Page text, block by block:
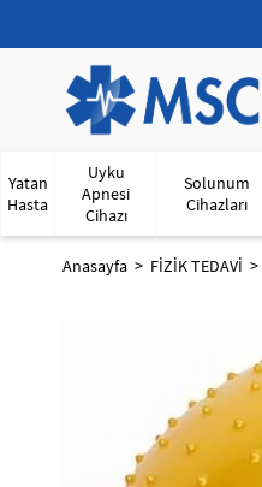
Yatan
Hasta
Uyku
Apnesi
Cihazı
Solunum
Cihazları
Anasayfa FİZİK TEDAVİ